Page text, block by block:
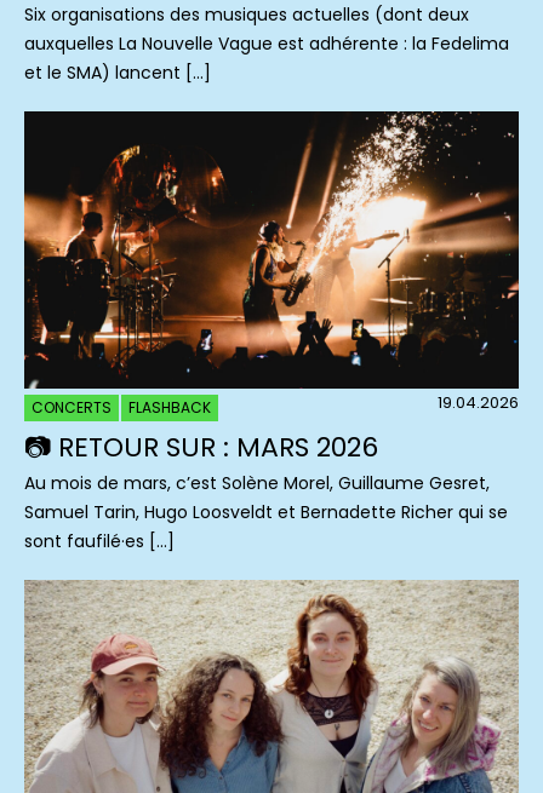
Six organisations des musiques actuelles (dont deux
auxquelles La Nouvelle Vague est adhérente : la Fedelima
et le SMA) lancent […]
CONCERTS FLASHBACK 19.04.2026
📷 RETOUR SUR : MARS 2026
Au mois de mars, c’est Solène Morel, Guillaume Gesret,
Samuel Tarin, Hugo Loosveldt et Bernadette Richer qui se
sont faufilé·es […]